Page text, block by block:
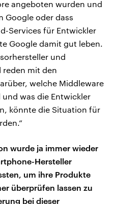
angeboten wurden und
Google oder dass
Services für Entwickler
Google damit gut leben.
und
reden mit den
welche Middleware
was die Entwickler
könnte die Situation für
wurde ja immer wieder
Hersteller
um ihre Produkte
überprüfen lassen zu
bei dieser